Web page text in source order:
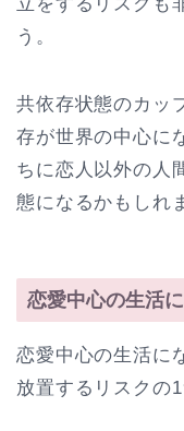
う。
共依存状態のカッ
存が世界の中心に
ちに恋人以外の人
態になるかもしれ
恋愛中心の生活
恋愛中心の生活に
放置するリスクの